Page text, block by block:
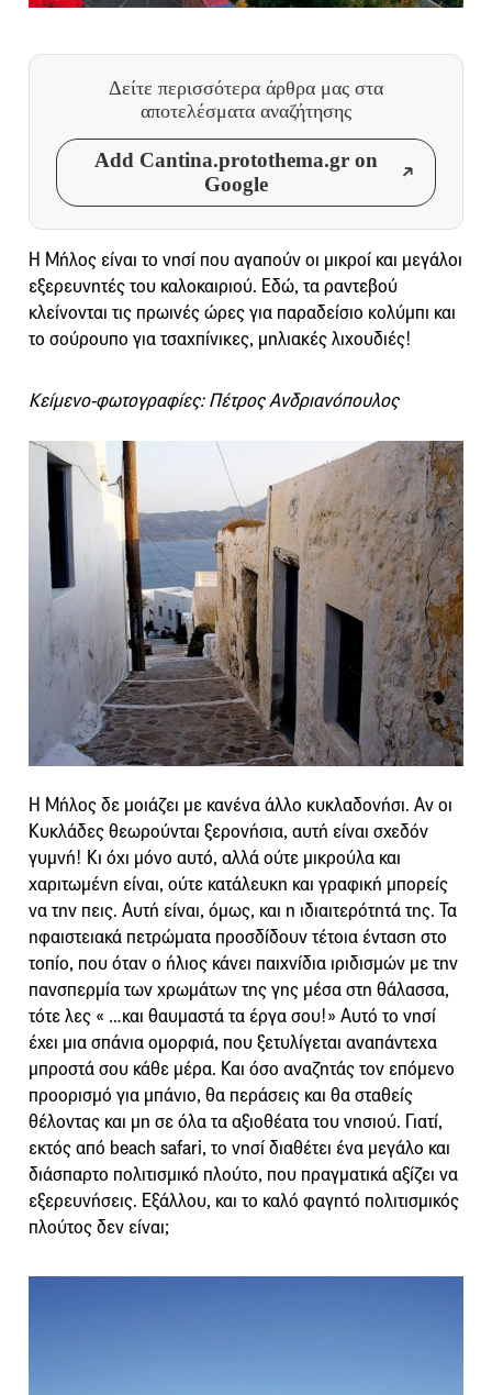
Δείτε περισσότερα άρθρα μας στα
αποτελέσματα αναζήτησης
Add Cantina.protothema.gr on
Google
Η Μήλος είναι το νησί που αγαπούν οι μικροί και μεγάλοι
εξερευνητές του καλοκαιριού. Εδώ, τα ραντεβού
κλείνονται τις πρωινές ώρες για παραδείσιο κολύμπι και
το σούρουπο για τσαχπίνικες, μηλιακές λιχουδιές!
Κείμενο-φωτογραφίες: Πέτρος Ανδριανόπουλος
Η Μήλος δε μοιάζει με κανένα άλλο κυκλαδονήσι. Αν οι
Κυκλάδες θεωρούνται ξερονήσια, αυτή είναι σχεδόν
γυμνή! Κι όχι μόνο αυτό, αλλά ούτε μικρούλα και
χαριτωμένη είναι, ούτε κατάλευκη και γραφική μπορείς
να την πεις. Αυτή είναι, όμως, και η ιδιαιτερότητά της. Τα
ηφαιστειακά πετρώματα προσδίδουν τέτοια ένταση στο
τοπίο, που όταν ο ήλιος κάνει παιχνίδια ιριδισμών με την
πανσπερμία των χρωμάτων της γης μέσα στη θάλασσα,
τότε λες « …και θαυμαστά τα έργα σου!» Αυτό το νησί
έχει μια σπάνια ομορφιά, που ξετυλίγεται αναπάντεχα
μπροστά σου κάθε μέρα. Και όσο αναζητάς τον επόμενο
προορισμό για μπάνιο, θα περάσεις και θα σταθείς
θέλοντας και μη σε όλα τα αξιοθέατα του νησιού. Γιατί,
εκτός από beach safari, το νησί διαθέτει ένα μεγάλο και
διάσπαρτο πολιτισμικό πλούτο, που πραγματικά αξίζει να
εξερευνήσεις. Εξάλλου, και το καλό φαγητό πολιτισμικός
πλούτος δεν είναι;